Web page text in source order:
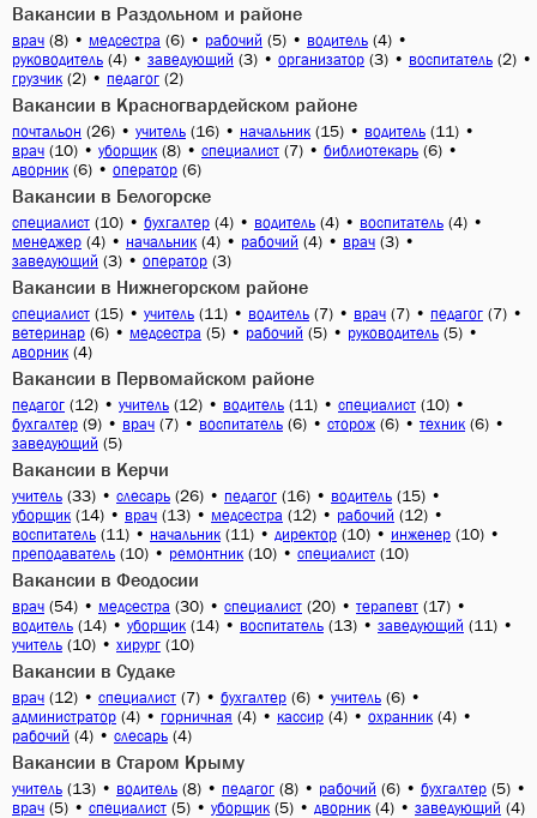
Вакансии в Раздольном и районе
врач (8) • медсестра (6) • рабочий (5) • водитель (4) •
руководитель (4) • заведующий (3) • организатор (3) • воспитатель (2) •
грузчик (2) • педагог (2)
Вакансии в Красногвардейском районе
почтальон (26) • учитель (16) • начальник (15) • водитель (11) •
врач (10) • уборщик (8) • специалист (7) • библиотекарь (6) •
дворник (6) • оператор (6)
Вакансии в Белогорске
специалист (10) • бухгалтер (4) • водитель (4) • воспитатель (4) •
менеджер (4) • начальник (4) • рабочий (4) • врач (3) •
заведующий (3) • оператор (3)
Вакансии в Нижнегорском районе
специалист (15) • учитель (11) • водитель (7) • врач (7) • педагог (7) •
ветеринар (6) • медсестра (5) • рабочий (5) • руководитель (5) •
дворник (4)
Вакансии в Первомайском районе
педагог (12) • учитель (12) • водитель (11) • специалист (10) •
бухгалтер (9) • врач (7) • воспитатель (6) • сторож (6) • техник (6) •
заведующий (5)
Вакансии в Керчи
учитель (33) • слесарь (26) • педагог (16) • водитель (15) •
уборщик (14) • врач (13) • медсестра (12) • рабочий (12) •
воспитатель (11) • начальник (11) • директор (10) • инженер (10) •
преподаватель (10) • ремонтник (10) • специалист (10)
Вакансии в Феодосии
врач (54) • медсестра (30) • специалист (20) • терапевт (17) •
водитель (14) • уборщик (14) • воспитатель (13) • заведующий (11) •
учитель (10) • хирург (10)
Вакансии в Судаке
врач (12) • специалист (7) • бухгалтер (6) • учитель (6) •
администратор (4) • горничная (4) • кассир (4) • охранник (4) •
рабочий (4) • слесарь (4)
Вакансии в Старом Крыму
учитель (13) • водитель (8) • педагог (8) • рабочий (6) • бухгалтер (5) •
врач (5) • специалист (5) • уборщик (5) • дворник (4) • заведующий (4)